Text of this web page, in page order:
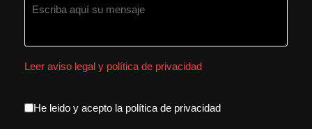
Leer aviso legal y política de privacidad
aceptacion política de
He leido y acepto la política de privacidad